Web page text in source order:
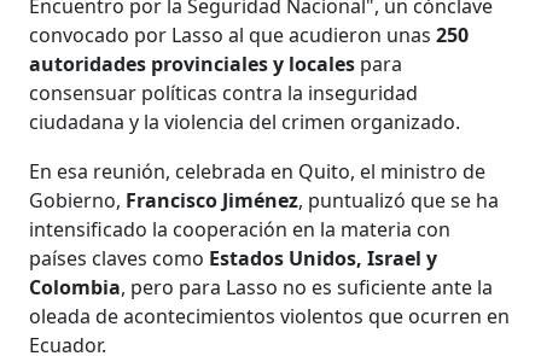
Encuentro por la Seguridad Nacional", un cónclave
convocado por Lasso al que acudieron unas250
autoridades provinciales y locales para
consensuar políticas contra la inseguridad
ciudadana y la violencia del crimen organizado.
En esa reunión, celebrada en Quito, el ministro de
Gobierno, Francisco Jiménez, puntualizó que se ha
intensificado la cooperación en la materia con
países claves como Estados Unidos, Israel y
Colombia, pero para Lasso no es suficiente ante la
oleada de acontecimientos violentos que ocurren en
Ecuador.